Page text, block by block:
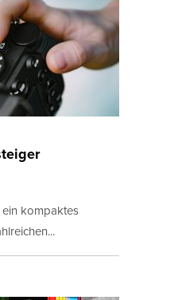
kompaktes